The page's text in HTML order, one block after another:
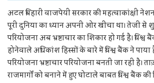
अटल बिहारी वाजपेयी सरकार की महत्वाकांक्षी
पूरी दुनिया का ध्यान अपनी ओर खींचा था। तेजी से
परियोजना अब भ्रष्टाचार का शिकार हो गई है।
होनेवाले अधिकांश हिस्सों के बारे में विश्व बैंक ने
परियोजना भ्रष्टाचार परियोजना बनती जा रही है।
राजमार्गों को बनाने में हुए घोटाले बाबत विश्व बैंक की